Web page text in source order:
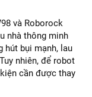
và Roborock
nhà thông minh
hút bụi mạnh, lau
nhiên, để robot
cần được thay